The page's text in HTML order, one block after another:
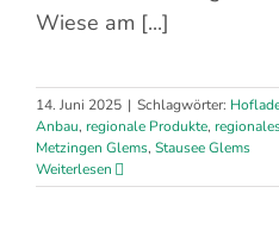
Wiese am [...]
14. Juni 2025 | Schlagwörter:
Anbau, regionale Produkte,
Metzingen Glems, Stausee Glems
Weiterlesen